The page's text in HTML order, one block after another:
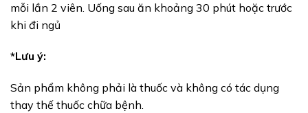
mỗi lần 2 viên. Uống sau ăn khoảng 30 phút hoặc trước
khi đi ngủ
*Lưu ý:
Sản phẩm không phải là thuốc và không có tác dụng
thay thế thuốc chữa bệnh.